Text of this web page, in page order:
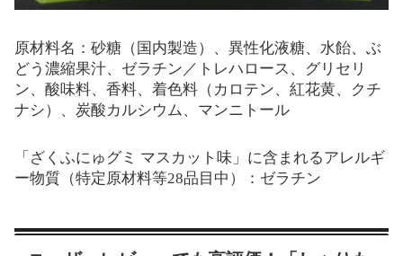
原材料名：砂糖（国内製造）、異性化液糖、水飴、ぶ
どう濃縮果汁、ゼラチン／トレハロース、グリセリ
ン、酸味料、香料、着色料（カロテン、紅花黄、クチ
ナシ）、炭酸カルシウム、マンニトール
「ざくふにゅグミ マスカット味」に含まれるアレルギ
ー物質（特定原材料等28品目中）：ゼラチン